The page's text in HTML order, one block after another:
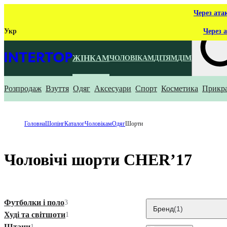
Через
Укр Через
ЖІНКАМЧОЛОВІКАМДІТЯМДІМ
Що ти
Розпродаж Взуття Одяг Аксесуари Спорт Косметика
ГоловнаШопінгКаталогЧоловікамОдягШорти
Чоловічі шорти CHER’17
Футболки і поло3
Худі та світшоти1
Бренд(1)